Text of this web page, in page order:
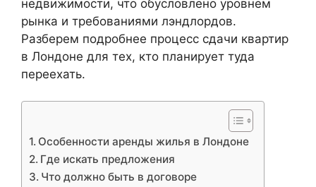
недвижимости, что обусловлено уровнем
рынка и требованиями лэндлордов.
Разберем подробнее процесс сдачи квартир
в Лондоне для тех, кто планирует туда
переехать.
Особенности аренды жилья в Лондоне
Где искать предложения
Что должно быть в договоре